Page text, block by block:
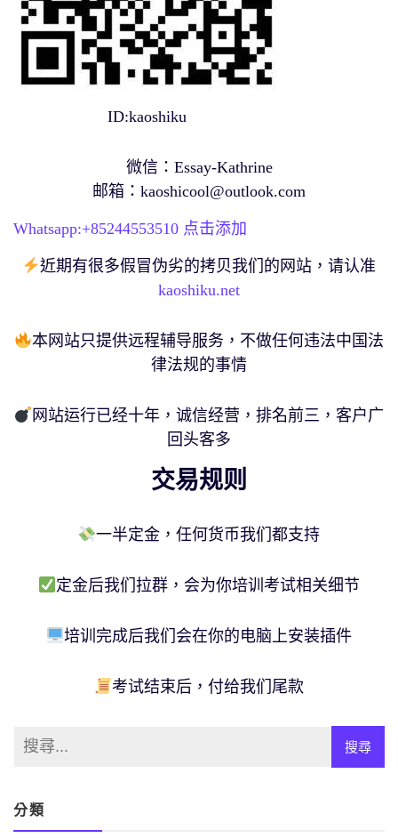
ID:kaoshiku
微信：Essay-Kathrine
邮箱： kaoshicool@outlook.com
Whatsapp:+85244553510 点击添加
近期有很多假冒伪劣的拷贝我们的网站，请认准
kaoshiku.net
本网站只提供远程辅导服务，不做任何违法中国法
律法规的事情
网站运行已经十年，诚信经营，排名前三，客户广
回头客多
交易规则
一半定金，任何货币我们都支持
定金后我们拉群，会为你培训考试相关细节
培训完成后我们会在你的电脑上安装插件
考试结束后，付给我们尾款
分類